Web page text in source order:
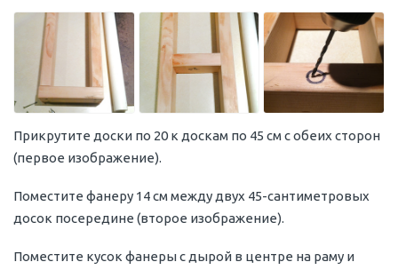
Прикрутите доски по 20 к доскам по 45 см с обеих сторон
(первое изображение).
Поместите фанеру 14 см между двух 45-сантиметровых
досок посередине (второе изображение).
Поместите кусок фанеры с дырой в центре на раму и